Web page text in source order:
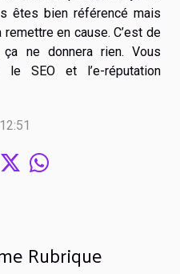
Rubrique
êtes bien référencé mais
en cause. C’est de
ça ne donnera rien. Vous
SEO et l’e-réputation